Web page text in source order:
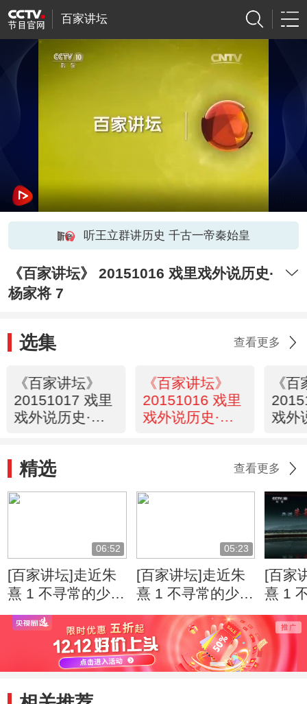
百家讲坛
听王立群讲历史 千古一帝秦始皇
《百家讲坛》 20151016 戏里戏外说历史·
杨家将 7
选集 查看更多
《百家讲坛》
20151017 戏里
戏外说历史·杨
《百家讲坛》
20151016 戏里
戏外说历史·杨
《
戏外
精选 查看更多
06:52
[百家讲坛]走近朱
熹 1 不寻常的少年
朱熹回尤溪的目的
05:23
[百家讲坛]走近朱
熹 1 不寻常的少年
朱熹的思想来源
[百家
熹 1
坎坷